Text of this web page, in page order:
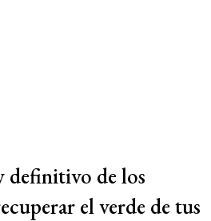
definitivo de los
el verde de tus